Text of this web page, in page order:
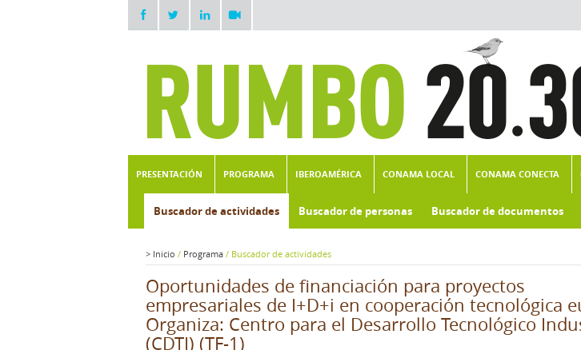
PRESENTACIÓN PROGRAMA IBEROAMÉRICA CONAMA LOCAL CONAMA CONECTA
Buscador de actividades Buscador de personas Buscador de documentos
> Inicio / Programa / Buscador de actividades
Oportunidades de financiación para proyectos
empresariales de I+D+i en cooperación tecnológica
Organiza: Centro para el Desarrollo Tecnológico
(CDTI) (TF-1)